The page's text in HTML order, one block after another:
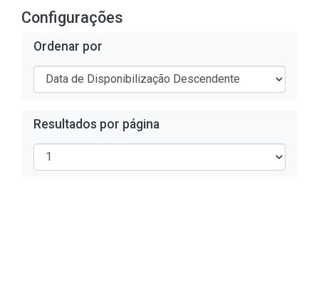
Configurações
Ordenar por
Resultados por página